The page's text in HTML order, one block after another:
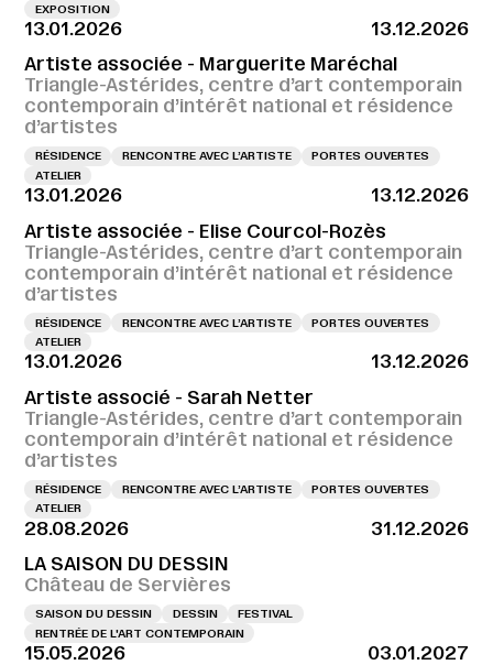
EXPOSITION
13.01.2026
13.12.2026
Artiste associée - Marguerite Maréchal
Triangle-Astérides, centre d’art contemporain
contemporain d’intérêt national et résidence
d’artistes
RÉSIDENCE RENCONTRE AVEC L’ARTISTE
PORTES OUVERTES
ATELIER
13.01.2026
13.12.2026
Artiste associée - Elise Courcol-Rozès
Triangle-Astérides, centre d’art contemporain
contemporain d’intérêt national et résidence
d’artistes
RÉSIDENCE RENCONTRE AVEC L’ARTISTE
PORTES OUVERTES
ATELIER
13.01.2026
13.12.2026
Artiste associé - Sarah Netter
Triangle-Astérides, centre d’art contemporain
contemporain d’intérêt national et résidence
d’artistes
RÉSIDENCE RENCONTRE AVEC L’ARTISTE
PORTES OUVERTES
ATELIER
28.08.2026
31.12.2026
LA SAISON DU DESSIN
Château de Servières
SAISON DU DESSIN DESSIN
FESTIVAL
RENTRÉE DE L'ART CONTEMPORAIN
15.05.2026
03.01.2027